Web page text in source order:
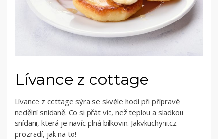
Lívance z cottage
Lívance z cottage sýra se skvěle hodí při přípravě
nedělní snídaně. Co si přát víc, než teplou a sladkou
snídani, která je navíc plná bílkovin. Jakvkuchyni.cz
prozradí, jak na to!